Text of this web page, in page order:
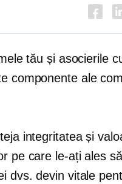
tău și asocierile
componente ale
integritatea și
pe care le-ați ales
dvs. devin vitale